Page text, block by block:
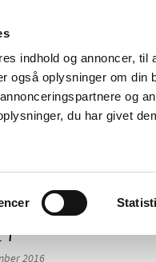
indhold og annoncer,
også oplysninger om din
og
du har givet
Tilskud og
2016